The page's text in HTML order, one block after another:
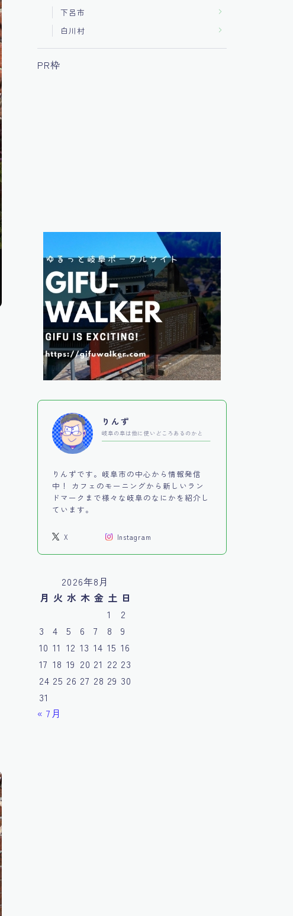
下呂市
白川村
PR枠
りんず
岐阜の阜は他に使いどころあるのかと
りんずです。岐阜市の中心から情報発信
中！ カフェのモーニングから新しいラン
ドマークまで様々な岐阜のなにかを紹介し
ています。
X Instagram
2026年8月
月 火 水 木 金 土 日
1
2
3
4 5 6 7 8
9
10 11 12 13 14 15 16
17 18 19 20 21 22 23
24 25 26 27 28 29 30
31
« 7月